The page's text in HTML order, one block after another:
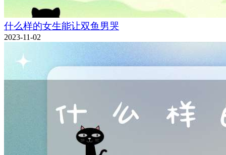
什么样的女生能让双鱼男哭
2023-11-02